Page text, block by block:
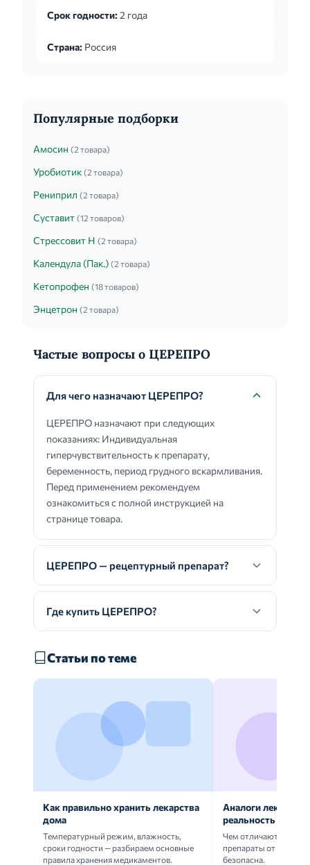
Срок годности: 2 года
Страна: Россия
Популярные подборки
Амосин (2 товара)
Уробиотик (2 товара)
Рениприл (2 товара)
Суставит (12 товаров)
Стрессовит Н (2 товара)
Календула (Пак.) (2 товара)
Кетопрофен (18 товаров)
Энцетрон (2 товара)
Частые вопросы о ЦЕРЕПРО
Для чего назначают ЦЕРЕПРО?
ЦЕРЕПРО назначают при следующих
показаниях: Индивидуальная
гиперчувствительность к препарату,
беременность, период грудного вскармливания.
Перед применением рекомендуем
ознакомиться с полной инструкцией на
странице товара.
ЦЕРЕПРО — рецептурный препарат?
Где купить ЦЕРЕПРО?
Статьи по теме
Как правильно хранить лекарства
дома
Температурный режим, влажность,
сроки годности — разбираем основные
правила хранения медикаментов.
Аналоги
реальность
Чем отличаются
препараты от
безопасна.